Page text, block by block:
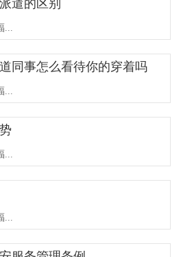
遣的区别
...
同事怎么看待你的穿着吗
...
...
...